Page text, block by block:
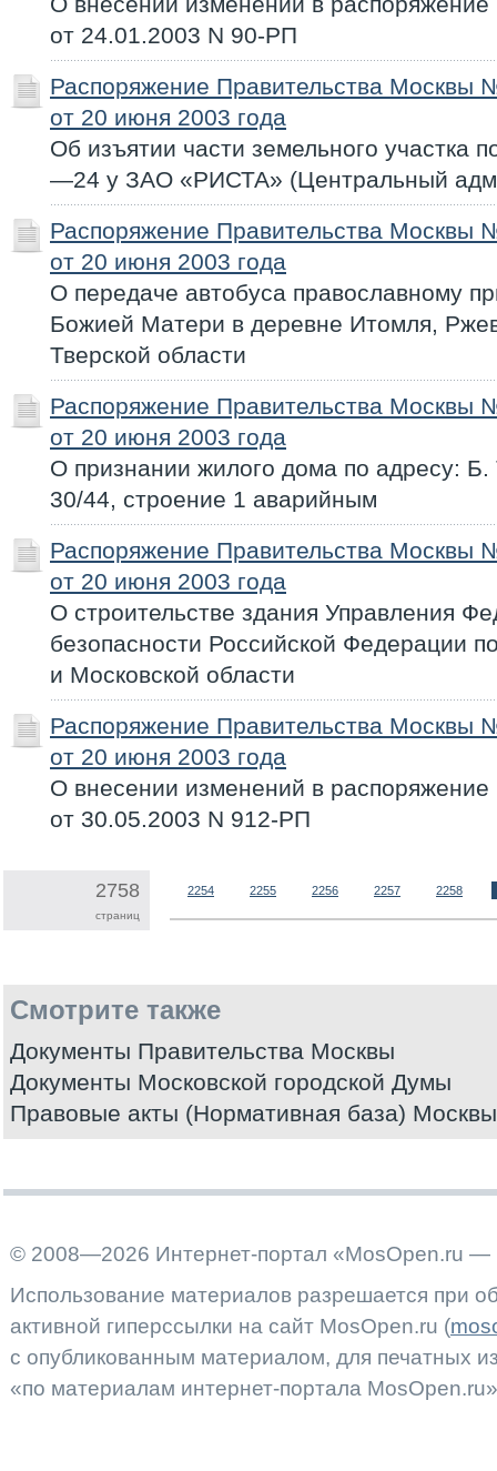
от 24.01.2003 N 90-РП
Распоряжение Правительства Москвы
от 20 июня 2003 года
Об изъятии части земельного участка
—24 у ЗАО «РИСТА» (Центральный
Распоряжение Правительства Москвы
от 20 июня 2003 года
О передаче автобуса православному
Божией Матери в деревне Итомля,
Тверской области
Распоряжение Правительства Москвы
от 20 июня 2003 года
О признании жилого дома по адресу:
30/44, строение 1 аварийным
Распоряжение Правительства Москвы
от 20 июня 2003 года
О строительстве здания Управления
безопасности Российской Федерации
и Московской области
Распоряжение Правительства Москвы
от 20 июня 2003 года
О внесении изменений в
от 30.05.2003 N 912-РП
2758
страниц
2254 2255 2256 2257 2258
Смотрите также
Документы Правительства Москвы
Документы Московской городской Думы
Правовые акты (Нормативная база) Москвы
© 2008—2026 Интернет-портал «MosOpen.ru —
Использование материалов разрешается при
активной гиперссылки на сайт MosOpen.ru (
с опубликованным материалом, для печатных
«по материалам интернет-портала